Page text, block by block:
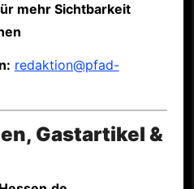
mehr Sichtbarkeit
redaktion@pfad-
Gastartikel &